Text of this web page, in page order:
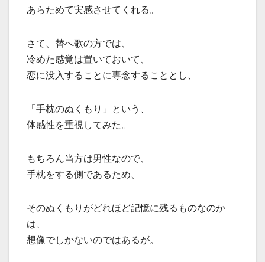
あらためて実感させてくれる。
さて、替へ歌の方では、
冷めた感覚は置いておいて、
恋に没入することに専念することとし、
「手枕のぬくもり」という、
体感性を重視してみた。
もちろん当方は男性なので、
手枕をする側であるため、
そのぬくもりがどれほど記憶に残るものなのか
は、
想像でしかないのではあるが。